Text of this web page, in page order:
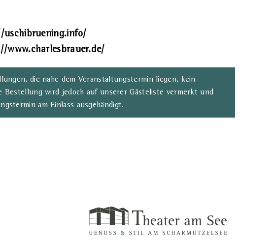
www.charlesbrauer.de/
die nahe dem Veranstaltungstermin liegen, kein
Bestellung wird jedoch auf unserer Gästeliste vermerkt und
am Einlass ausgehändigt.